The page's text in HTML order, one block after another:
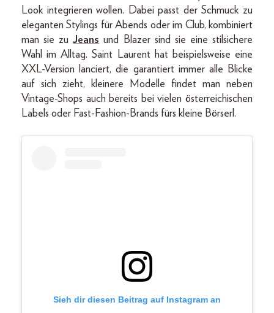
Look integrieren wollen. Dabei passt der Schmuck zu
eleganten Stylings für Abends oder im Club, kombiniert
man sie zuJeans und Blazer sind sie eine stilsichere
Wahl im Alltag. Saint Laurent hat beispielsweise eine
XXL-Version lanciert, die garantiert immer alle Blicke
auf sich zieht, kleinere Modelle findet man neben
Vintage-Shops auch bereits bei vielen österreichischen
Labels oder Fast-Fashion-Brands fürs kleine Börserl.
Sieh dir diesen Beitrag auf Instagram an